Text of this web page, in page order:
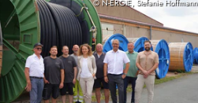
© N-ERGIE, Stefanie Hoffmann